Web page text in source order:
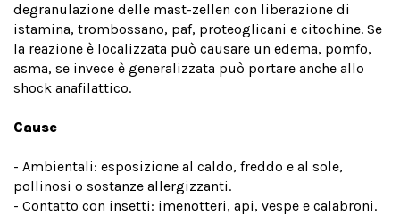
degranulazione delle mast-zellen con liberazione di
istamina, trombossano, paf, proteoglicani e citochine. Se
la reazione è localizzata può causare un edema, pomfo,
asma, se invece è generalizzata può portare anche allo
shock anafilattico.
Cause
- Ambientali: esposizione al caldo, freddo e al sole,
pollinosi o sostanze allergizzanti.
- Contatto con insetti: imenotteri, api, vespe e calabroni.